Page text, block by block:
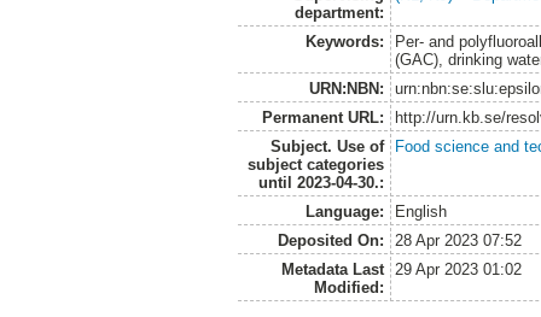
department:
Keywords:
Per- and
(GAC), drinking
URN:NBN:
Permanent URL:
http://urn.kb.se/
Subject. Use of
subject categories
until 2023-04-30.:
Food science and
Language:
English
Deposited On:
28 Apr 2023 07:52
Metadata Last
Modified:
29 Apr 2023 01:02